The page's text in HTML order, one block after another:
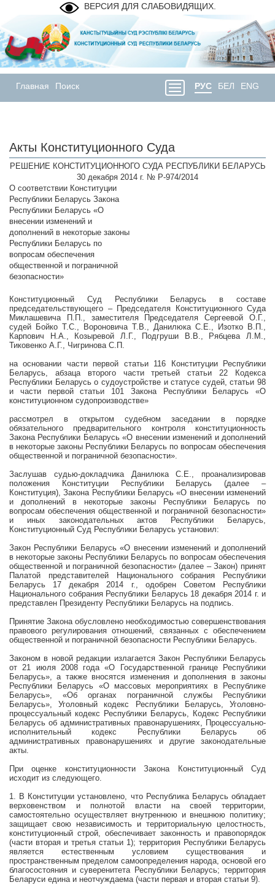
ВЕРСИЯ ДЛЯ СЛАБОВИДЯЩИХ.
Главная Поиск РУС БЕЛ ENG
Акты Конституционного Суда
РЕШЕНИЕ КОНСТИТУЦИОННОГО СУДА РЕСПУБЛИКИ БЕЛАРУСЬ
30 декабря 2014 г. № Р-974/2014
О соответствии Конституции
Республики Беларусь Закона
Республики Беларусь «О
внесении изменений и
дополнений в некоторые законы
Республики Беларусь по
вопросам обеспечения
общественной и пограничной
безопасности»
Конституционный Суд Республики Беларусь в составе
председательствующего – Председателя Конституционного Суда
Миклашевича П.П., заместителя Председателя Сергеевой О.Г.,
судей Бойко Т.С., Вороновича Т.В., Данилюка С.Е., Изотко В.П.,
Карпович Н.А., Козыревой Л.Г., Подгруши В.В., Рябцева Л.М.,
Тиковенко А.Г., Чигринова С.П.
на основании части первой статьи 116 Конституции Республики
Беларусь, абзаца второго части третьей статьи 22 Кодекса
Республики Беларусь о судоустройстве и статусе судей, статьи 98
и части первой статьи 101 Закона Республики Беларусь «О
конституционном судопроизводстве»
рассмотрел в открытом судебном заседании в порядке
обязательного предварительного контроля конституционность
Закона Республики Беларусь«О внесении изменений и дополнений
в некоторые законы Республики Беларусь по вопросам обеспечения
общественной и пограничной безопасности».
Заслушав судью-докладчика Данилюка С.Е., проанализировав
положения Конституции Республики Беларусь (далее –
Конституция), Закона Республики Беларусь«О внесении изменений
и дополнений в некоторые законы Республики Беларусь по
вопросам обеспечения общественной и пограничной безопасности»
и иных законодательных актов Республики Беларусь,
Конституционный Суд Республики Беларусь установил:
Закон Республики Беларусь«О внесении изменений и дополнений
в некоторые законы Республики Беларусь по вопросам обеспечения
общественной и пограничной безопасности»(далее – Закон) принят
Палатой представителей Национального собрания Республики
Беларусь 17 декабря 2014 г., одобрен Советом Республики
Национального собрания Республики Беларусь 18 декабря 2014 г. и
представлен Президенту Республики Беларусь на подпись.
Принятие Закона обусловлено необходимостью совершенствования
правового регулирования отношений, связанных с обеспечением
общественной и пограничной безопасности Республики Беларусь.
Законом в новой редакции излагается Закон Республики Беларусь
от 21 июля 2008 года «О Государственной границе Республики
Беларусь», а также вносятся изменения и дополнения в законы
Республики Беларусь «О массовых мероприятиях в Республике
Беларусь», «Об органах пограничной службы Республики
Беларусь», Уголовный кодекс Республики Беларусь, Уголовно-
процессуальный кодекс Республики Беларусь, Кодекс Республики
Беларусь об административных правонарушениях, Процессуально-
исполнительный кодекс Республики Беларусь об
административных правонарушениях и другие законодательные
акты.
При оценке конституционности Закона Конституционный Суд
исходит из следующего.
1. В Конституции установлено, что Республика Беларусь обладает
верховенством и полнотой власти на своей территории,
самостоятельно осуществляет внутреннюю и внешнюю политику;
защищает свою независимость и территориальную целостность,
конституционный строй, обеспечивает законность и правопорядок
(части вторая и третья статьи 1); территория Республики Беларусь
является естественным условием существования и
пространственным пределом самоопределения народа, основой его
благосостояния и суверенитета Республики Беларусь; территория
Беларуси едина и неотчуждаема (части первая и вторая статьи 9).